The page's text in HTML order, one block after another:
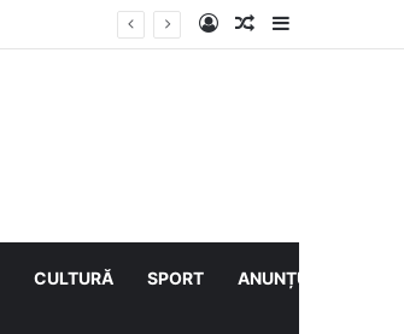
Log InArticol aleatoriu
Sidebar
CULTURĂ SPORT ANUNȚURI